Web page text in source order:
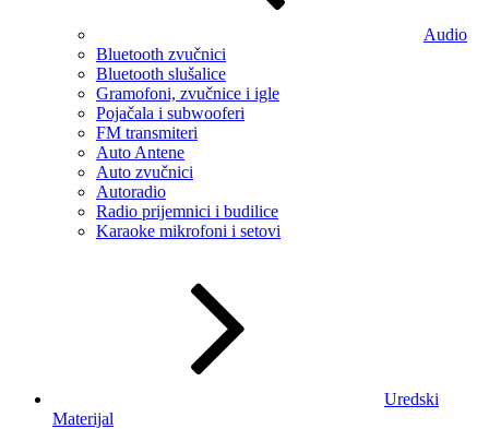
Audio
Bluetooth zvučnici
Bluetooth slušalice
Gramofoni, zvučnice i igle
Pojačala i subwooferi
FM transmiteri
Auto Antene
Auto zvučnici
Autoradio
Radio prijemnici i budilice
Karaoke mikrofoni i setovi
Uredski
Materijal